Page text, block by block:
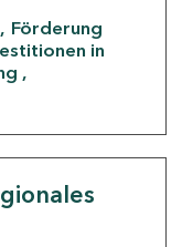
Förderung
in